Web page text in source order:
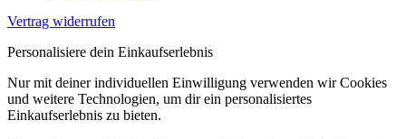
Vertrag widerrufen
Personalisiere dein Einkaufserlebnis
Nur mit deiner individuellen Einwilligung verwenden wir Cookies
und weitere Technologien, um dir ein personalisiertes
Einkaufserlebnis zu bieten.